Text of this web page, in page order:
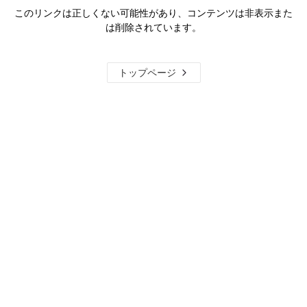
このリンクは正しくない可能性があり、コンテンツは非表示また
は削除されています。
トップページ